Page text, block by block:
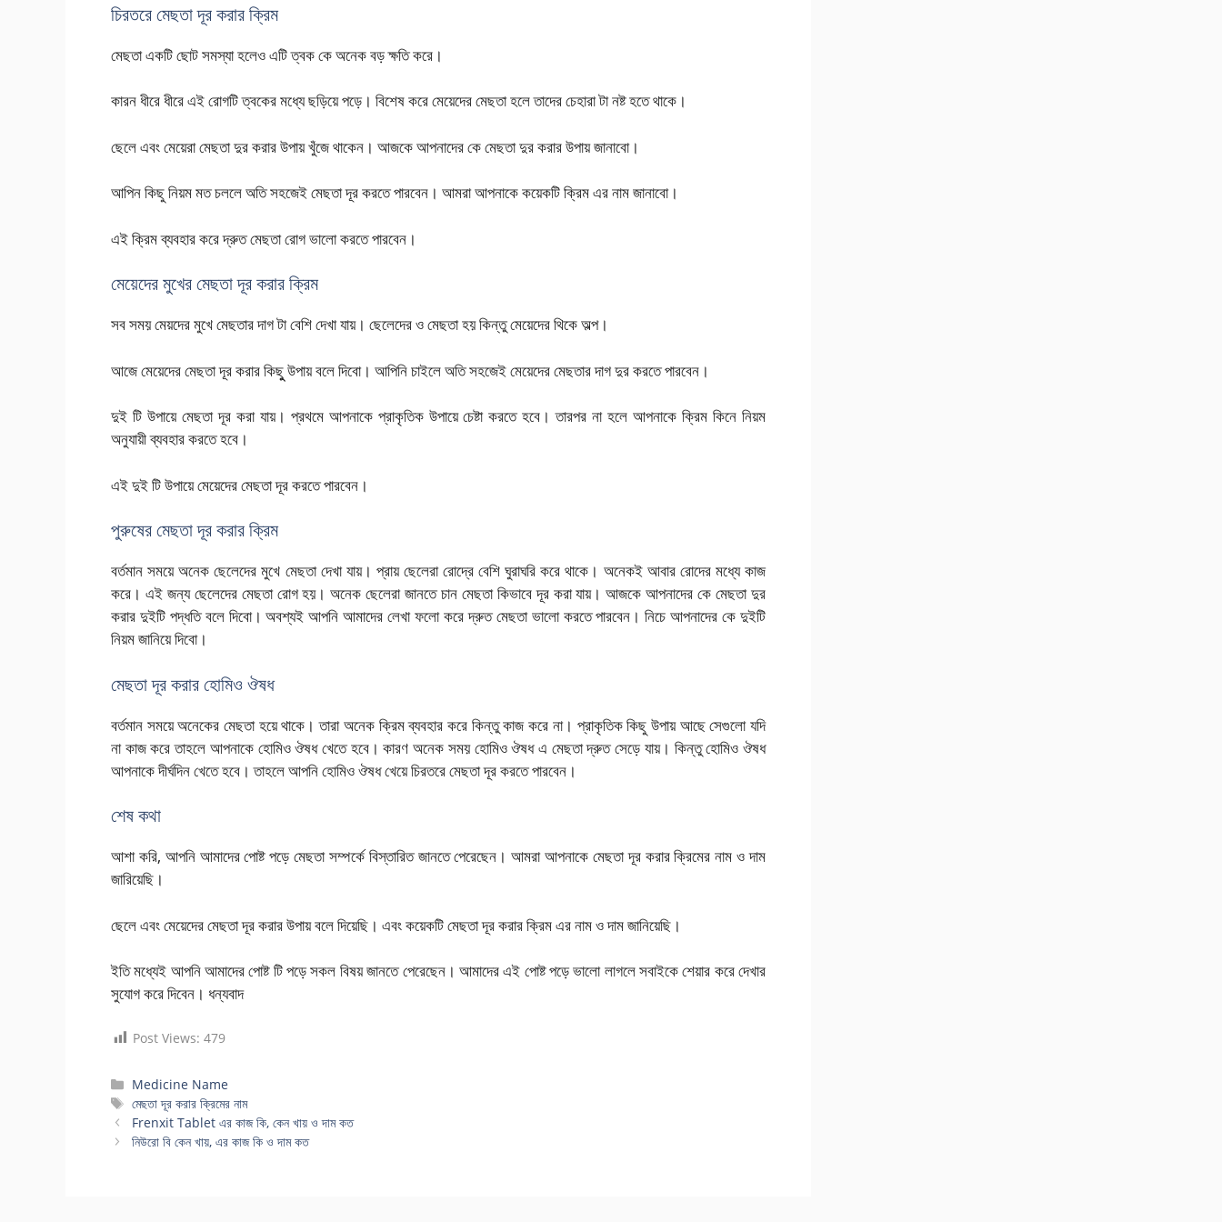
চিরতরে মেছতা দূর করার ক্রিম
মেছতা একটি ছোট সমস্যা হলেও এটি ত্বক কে অনেক বড় ক্ষতি করে।
কারন ধীরে ধীরে এই রোগটি ত্বকের মধ্যে ছড়িয়ে পড়ে। বিশেষ করে মেয়েদের মেছতা হলে তাদের চেহারা টা নষ্ট হতে থাকে।
ছেলে এবং মেয়েরা মেছতা দুর করার উপায় খুঁজে থাকেন। আজকে আপনাদের কে মেছতা দুর করার উপায় জানাবো।
আপিন কিছু নিয়ম মত চললে অতি সহজেই মেছতা দূর করতে পারবেন। আমরা আপনাকে কয়েকটি ক্রিম এর নাম জানাবো।
এই ক্রিম ব্যবহার করে দ্রুত মেছতা রোগ ভালো করতে পারবেন।
মেয়েদের মুখের মেছতা দূর করার ক্রিম
সব সময় মেয়দের মুখে মেছতার দাগ টা বেশি দেখা যায়। ছেলেদের ও মেছতা হয় কিন্তু মেয়েদের থিকে অল্প।
আজে মেয়েদের মেছতা দূর করার কিছুু উপায় বলে দিবো। আপিনি চাইলে অতি সহজেই মেয়েদের মেছতার দাগ দুর করতে পারবেন।
দুই টি উপায়ে মেছতা দূর করা যায়। প্রথমে আপনাকে প্রাকৃতিক উপায়ে চেষ্টা করতে হবে। তারপর না হলে আপনাকে ক্রিম কিনে নিয়ম
অনুযায়ী ব্যবহার করতে হবে।
এই দুই টি উপায়ে মেয়েদের মেছতা দূর করতে পারবেন।
পুরুষের মেছতা দূর করার ক্রিম
বর্তমান সময়ে অনেক ছেলেদের মুখে মেছতা দেখা যায়। প্রায় ছেলেরা রোদ্রে বেশি ঘুরাঘরি করে থাকে। অনেকই আবার রোদের মধ্যে কাজ
করে। এই জন্য ছেলেদের মেছতা রোগ হয়। অনেক ছেলেরা জানতে চান মেছতা কিভাবে দূর করা যায়। আজকে আপনাদের কে মেছতা দুর
করার দুইটি পদ্ধতি বলে দিবো। অবশ্যই আপনি আমাদের লেখা ফলো করে দ্রুত মেছতা ভালো করতে পারবেন। নিচে আপনাদের কে দুইটি
নিয়ম জানিয়ে দিবো।
মেছতা দূর করার হোমিও ঔষধ
বর্তমান সময়ে অনেকের মেছতা হয়ে থাকে। তারা অনেক ক্রিম ব্যবহার করে কিন্তু কাজ করে না। প্রাকৃতিক কিছু উপায় আছে সেগুলো যদি
না কাজ করে তাহলে আপনাকে হোমিও ঔষধ খেতে হবে। কারণ অনেক সময় হোমিও ঔষধ এ মেছতা দ্রুত সেড়ে যায়। কিন্তু হোমিও ঔষধ
আপনাকে দীর্ঘদিন খেতে হবে। তাহলে আপনি হোমিও ঔষধ খেয়ে চিরতরে মেছতা দূর করতে পারবেন।
শেষ কথা
আশা করি, আপনি আমাদের পোষ্ট পড়ে মেছতা সম্পর্কে বিস্তারিত জানতে পেরেছেন। আমরা আপনাকে মেছতা দূর করার ক্রিমের নাম ও দাম
জারিয়েছি।
ছেলে এবং মেয়েদের মেছতা দূর করার উপায় বলে দিয়েছি। এবং কয়েকটি মেছতা দূর করার ক্রিম এর নাম ও দাম জানিয়েছি।
ইতি মধ্যেই আপনি আমাদের পোষ্ট টি পড়ে সকল বিষয় জানতে পেরেছেন। আমাদের এই পোষ্ট পড়ে ভালো লাগলে সবাইকে শেয়ার করে দেখার
সুযোগ করে দিবেন। ধন্যবাদ
Post Views: 479
Categories
Medicine Name
Tags
মেছতা দূর করার ক্রিমের নাম
Frenxit Tablet এর কাজ কি, কেন খায় ও দাম কত
নিউরো বি কেন খায়, এর কাজ কি ও দাম কত